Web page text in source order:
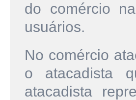
do comércio
usuários.
No comércio
o atacadista
atacadista